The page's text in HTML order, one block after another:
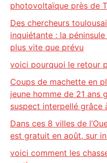
photovoltaïque près de
Des chercheurs
inquiétante : la
plus vite que prévu
voici pourquoi le retour
Coups de machette en
jeune homme de 21 ans
suspect interpellé grâce
Dans ces 8 villes de
est gratuit en août, sur
voici comment les